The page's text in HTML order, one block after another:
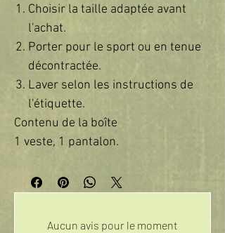
Choisir la taille adaptée avant
l'achat.
Porter pour le sport ou en tenue
décontractée.
Laver selon les instructions de
l'étiquette.
Contenu de la boîte
1 veste, 1 pantalon.
Aucun avis pour le moment